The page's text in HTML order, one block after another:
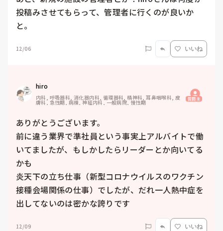
投稿みさせてもらって、管理者に行くのが良いか
と。
12/06 いいね
hiro
内科, 呼吸器科, 消化器内科, 循環器科, 精神科, 耳鼻咽喉科, 皮
膚科, 急性期, 病棟, 神経内科, 一般病院, 慢性期 質問主
ありがとうございます。
前に違う業界で準社員という事実上アルバイトで働
いてましたが、もしかしたらリーダーとか向いてる
かも
炎天下の立ち仕事（新型コロナウイルスのワクチン
接種会場関係の仕事）でしたが、だれ一人熱中症を
出してないのは密かな誇りです
12/09 いいね